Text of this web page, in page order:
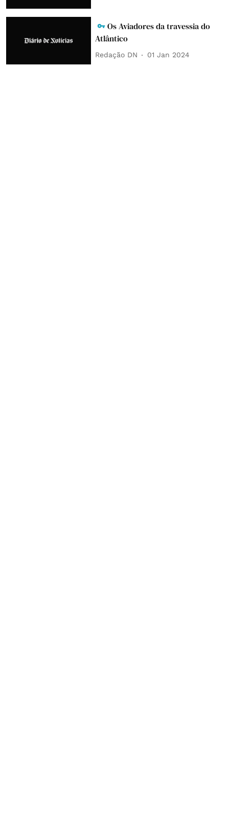
Os Aviadores da travessia do
Atlântico
Redação DN 01 Jan 2024